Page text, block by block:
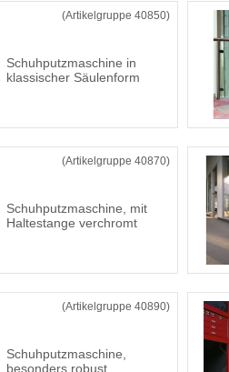
(Artikelgruppe 40850)
Schuhputzmaschine in
klassischer Säulenform
(Artikelgruppe 40870)
Schuhputzmaschine, mit
Haltestange verchromt
(Artikelgruppe 40890)
Schuhputzmaschine,
besonders robust